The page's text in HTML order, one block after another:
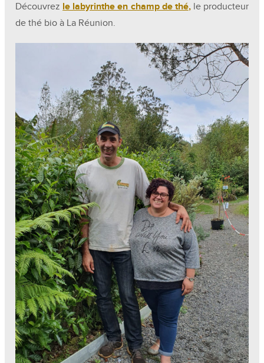
Découvrez le labyrinthe en champ de thé,le producteur
de thé bio à La Réunion.